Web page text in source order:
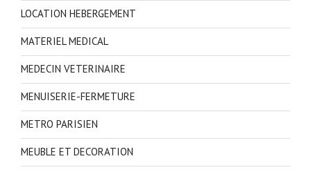
LOCATION HEBERGEMENT
MATERIEL MEDICAL
MEDECIN VETERINAIRE
MENUISERIE-FERMETURE
METRO PARISIEN
MEUBLE ET DECORATION